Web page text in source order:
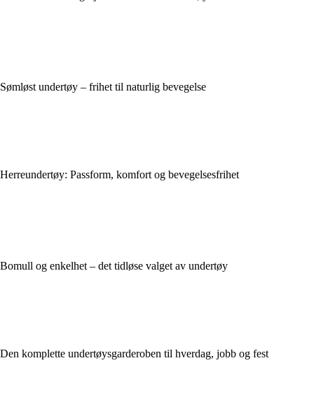
Sømløst undertøy – frihet til naturlig bevegelse
Herreundertøy: Passform, komfort og bevegelsesfrihet
Bomull og enkelhet – det tidløse valget av undertøy
Den komplette undertøysgarderoben til hverdag, jobb og fest